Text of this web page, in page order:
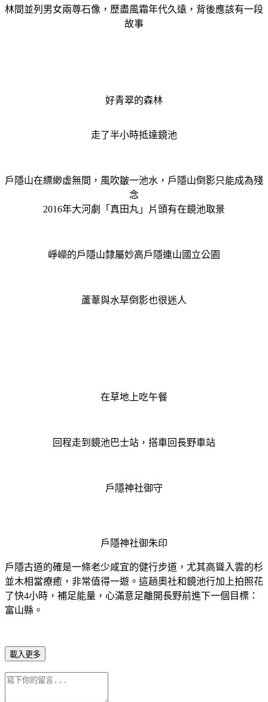
林間並列男女兩尊石像，歷盡風霜年代久遠，背後應該有一段
故事
好青翠的森林
走了半小時抵達鏡池
戶隱山在縹緲虛無間，風吹皺一池水，戶隱山倒影只能成為殘
念
2016年大河劇「真田丸」片頭有在鏡池取景
崢嶸的戶隱山隸屬妙高戶隱連山國立公園
蘆葦與水草倒影也很迷人
在草地上吃午餐
回程走到鏡池巴士站，搭車回長野車站
戶隱神社御守
戶隱神社御朱印
戶隱古道的確是一條老少咸宜的健行步道，尤其高聳入雲的杉
並木相當療癒，非常值得一遊。這趟奧社和鏡池行加上拍照花
了快4小時，補足能量，心滿意足離開長野前進下一個目標：
富山縣。
載入更多